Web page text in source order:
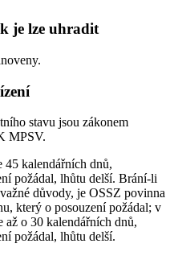
je lze uhradit
stavu jsou zákonem
MPSV.
kalendářních dnů,
požádal, lhůtu delší. Brání-li
důvody, je OSSZ povinna
který o posouzení požádal; v
až o 30 kalendářních dnů,
požádal, lhůtu delší.